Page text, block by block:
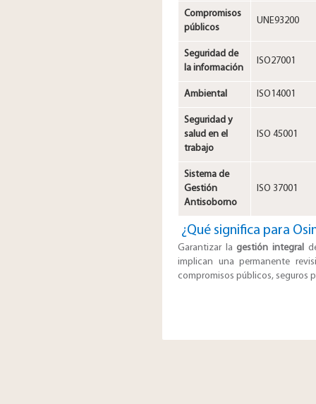
Compromisos
públicos
UNE93200
Seguridad de
la información
ISO27001
Ambiental ISO14001
Seguridad y
salud en el
trabajo
ISO 45001
Sistema de
Gestión
Antisoborno
ISO 37001
¿Qué significa para
Garantizar lagestión integral
implican una permanente
compromisos públicos, seguros